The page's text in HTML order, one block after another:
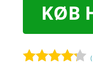
KØB
(